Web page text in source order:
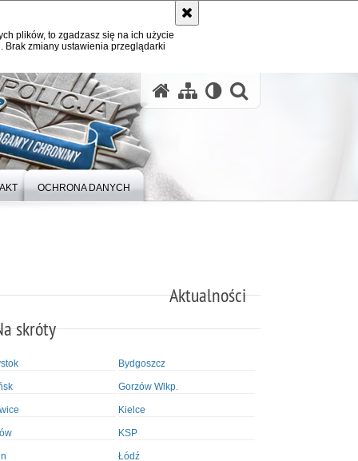
plików, to zgadzasz się na ich użycie
zmiany ustawienia przeglądarki
OCHRONA DANYCH
Aktualności
skróty
Bydgoszcz
Gorzów Wlkp.
Kielce
KSP
Łódź